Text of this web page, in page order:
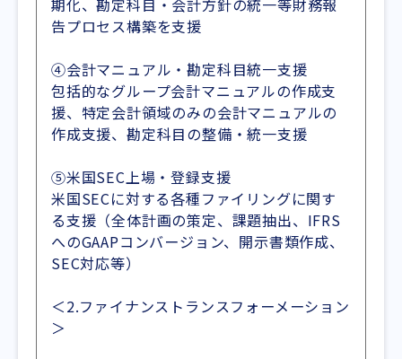
期化、勘定科目・会計方針の統一等財務報
告プロセス構築を支援
④会計マニュアル・勘定科目統一支援
包括的なグループ会計マニュアルの作成支
援、特定会計領域のみの会計マニュアルの
作成支援、勘定科目の整備・統一支援
⑤米国SEC上場・登録支援
米国SECに対する各種ファイリングに関す
る支援（全体計画の策定、課題抽出、IFRS
へのGAAPコンバージョン、開示書類作成、
SEC対応等）
＜2.ファイナンストランスフォーメーション
＞